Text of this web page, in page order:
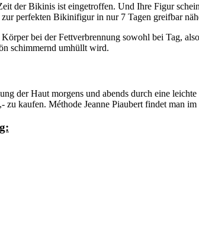
der Bikinis ist eingetroffen. Und Ihre Figur
perfekten Bikinifigur in nur 7 Tagen greifbar
bei der Fettverbrennung sowohl bei Tag,
schimmernd umhüllt wird.
der Haut morgens und abends durch eine
kaufen. Méthode Jeanne Piaubert findet man im